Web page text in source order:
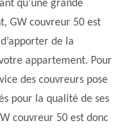
qu’une grande
GW couvreur 50 est
de la
appartement. Pour
des couvreurs pose
pour la qualité de ses
couvreur 50 est donc